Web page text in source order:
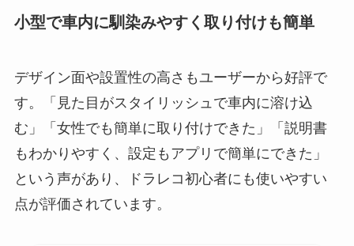
小型で車内に馴染みやすく取り付けも簡単
デザイン面や設置性の高さもユーザーから好評で
す。「見た目がスタイリッシュで車内に溶け込
む」「女性でも簡単に取り付けできた」「説明書
もわかりやすく、設定もアプリで簡単にできた」
という声があり、ドラレコ初心者にも使いやすい
点が評価されています。